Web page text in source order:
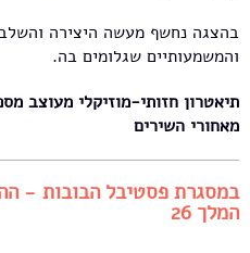
בהצגה נחשף מעשה היצירה
והמשמעותיים שגלומים בה.
תיאטרון חזותי-מוזיקלי מעוצב
מאחורי השירים
במסגרת פסטיבל הבובות -
המלך 26